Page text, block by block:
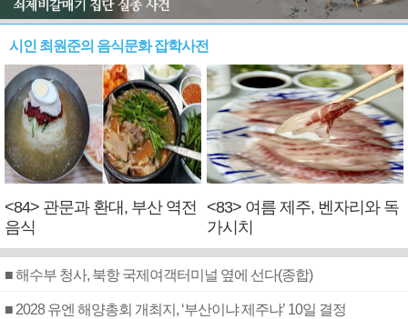
시인 최원준의 음식문화 잡학사전
<84> 관문과 환대, 부산 역전
음식
<83> 여름 제주, 벤자리와 독
가시치
■ 해수부 청사, 북항 국제여객터미널 옆에 선다(종합)
■ 2028 유엔 해양총회 개최지, ‘부산이냐 제주냐’ 10일 결정